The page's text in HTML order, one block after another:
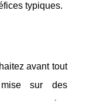
typiques.
avant tout
sur des